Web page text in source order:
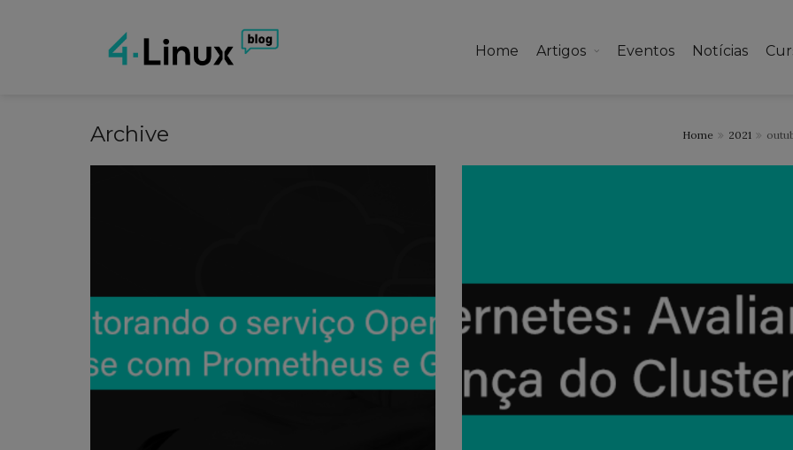
Home Artigos Eventos Notícias
Archive Home 2021